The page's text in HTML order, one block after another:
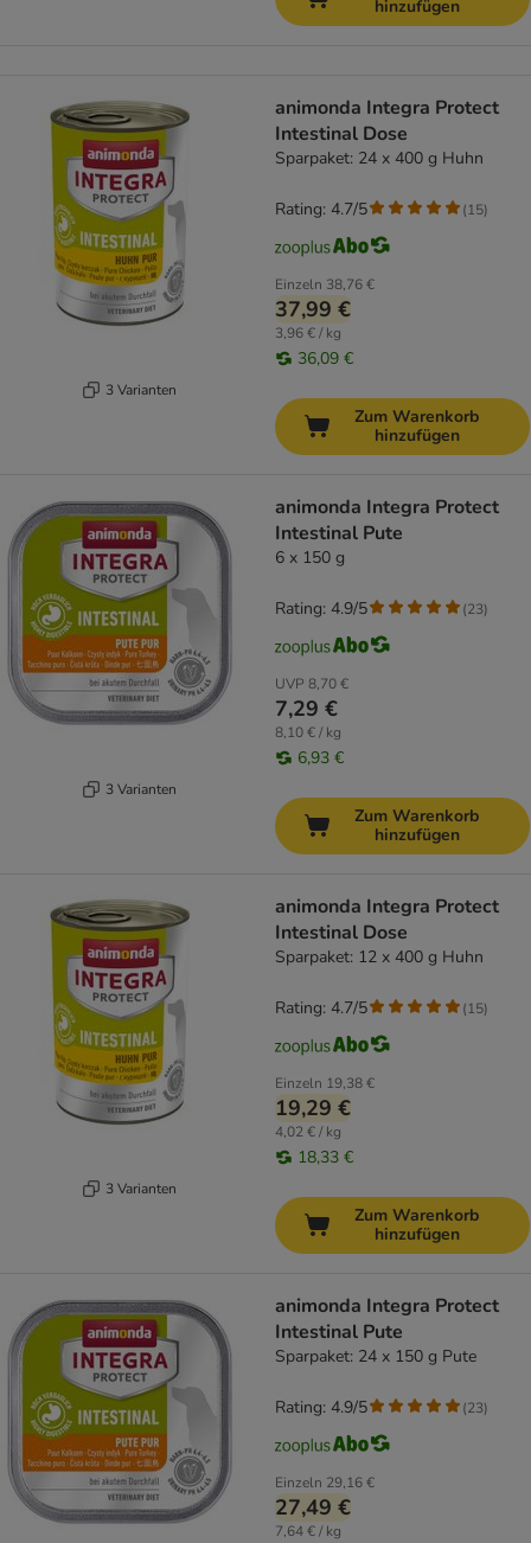
hinzufügen
3 Varianten
animonda Integra Protect
Intestinal Dose
Sparpaket: 24 x 400 g Huhn
Einzeln 38,76 €
37,99 €
3,96 € / kg
36,09 €
Rating: 4.7/5 (15)
Zum Warenkorb
hinzufügen
3 Varianten
animonda Integra Protect
Intestinal Pute
6 x 150 g
UVP 8,70 €
7,29 €
8,10 € / kg
6,93 €
Rating: 4.9/5 (23)
Zum Warenkorb
hinzufügen
3 Varianten
animonda Integra Protect
Intestinal Dose
Sparpaket: 12 x 400 g Huhn
Einzeln 19,38 €
19,29 €
4,02 € / kg
18,33 €
Rating: 4.7/5 (15)
Zum Warenkorb
hinzufügen
animonda Integra Protect
Intestinal Pute
Sparpaket: 24 x 150 g Pute
Einzeln 29,16 €
27,49 €
7,64 € / kg
Rating: 4.9/5 (23)